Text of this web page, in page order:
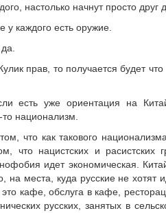
настолько начнут просто друг
у каждого есть оружие.
прав, то получается будет
есть уже ориентация на
национализм.
что как такового
что нацистских и расистских
идет экономическая.
на места, куда русские не хотят
кафе, обслуга в кафе,
русских, занятых в